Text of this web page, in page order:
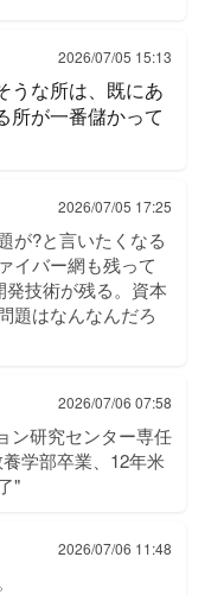
2026/07/05 15:13
うな所は、既にあ
所が一番儲かって
2026/07/05 17:25
が?と言いたくなる
イバー網も残って
技術が残る。資本
題はなんなんだろ
2026/07/06 07:58
ン研究センター専任
学部卒業、12年米
"
2026/07/06 11:48